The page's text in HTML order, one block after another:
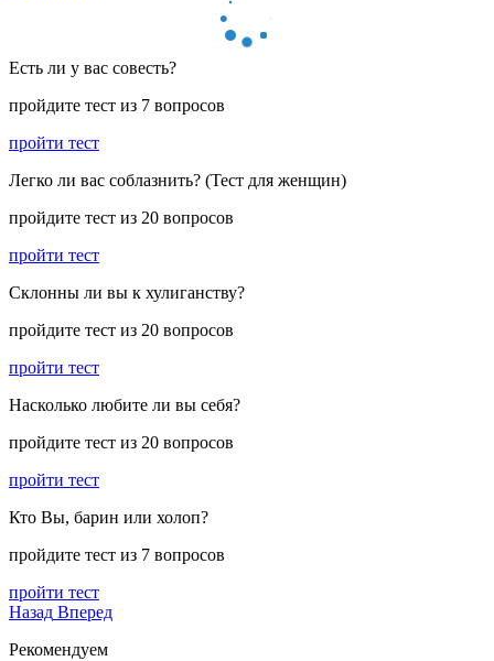
Есть ли у вас совесть?
пройдите тест из 7 вопросов
пройти тест
Легко ли вас соблазнить? (Тест для женщин)
пройдите тест из 20 вопросов
пройти тест
Склонны ли вы к хулиганству?
пройдите тест из 20 вопросов
пройти тест
Насколько любите ли вы себя?
пройдите тест из 20 вопросов
пройти тест
Кто Вы, барин или холоп?
пройдите тест из 7 вопросов
пройти тест
Назад Вперед
Рекомендуем